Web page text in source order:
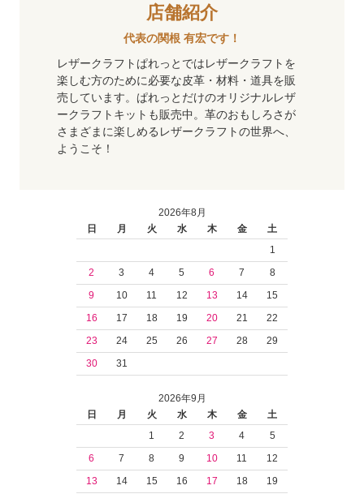
店舗紹介
代表の関根 有宏です！
レザークラフトぱれっとではレザークラフトを
楽しむ方のために必要な皮革・材料・道具を販
売しています。ぱれっとだけのオリジナルレザ
ークラフトキットも販売中。革のおもしろさが
さまざまに楽しめるレザークラフトの世界へ、
ようこそ！
2026年8月
日
月 火 水 木 金
土
1
2
3 4 5 6 7
8
9
10 11 12 13 14
15
16
17 18 19 20 21
22
23
24 25 26 27 28
29
30
31
2026年9月
日
月 火 水 木 金
土
1
2 3 4
5
6
7 8 9 10 11
12
13
14 15 16 17 18
19